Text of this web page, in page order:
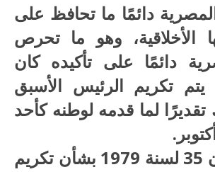
دائمًا ما تحافظ على
الأخلاقية، وهو ما تحرص
دائمًا على تأكيده كان
تكريم الرئيس الأسبق
لما قدمه لوطنه كأحد
فطبقًا للقانون 35 لسنة 1979 بشأن تكريم